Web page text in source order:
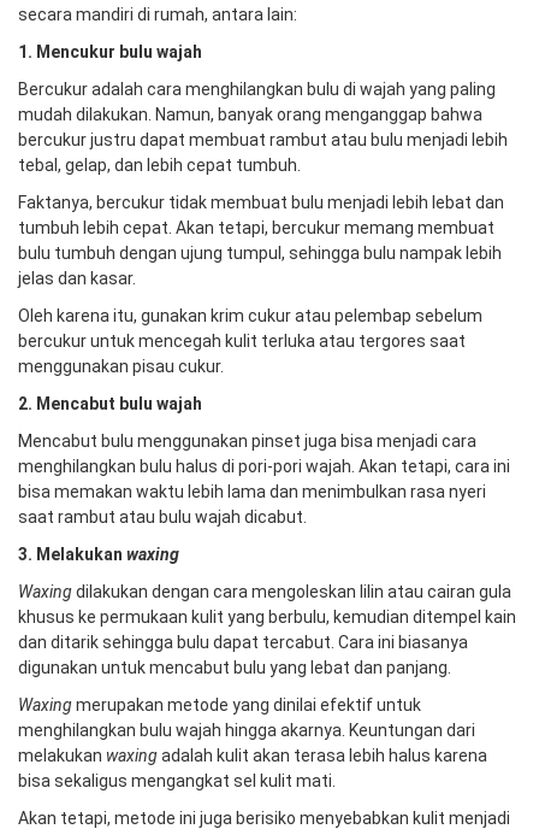
secara mandiri di rumah, antara lain:
1. Mencukur bulu wajah
Bercukur adalah cara menghilangkan bulu di wajah yang paling
mudah dilakukan. Namun, banyak orang menganggap bahwa
bercukur justru dapat membuat rambut atau bulu menjadi lebih
tebal, gelap, dan lebih cepat tumbuh.
Faktanya, bercukur tidak membuat bulu menjadi lebih lebat dan
tumbuh lebih cepat. Akan tetapi, bercukur memang membuat
bulu tumbuh dengan ujung tumpul, sehingga bulu nampak lebih
jelas dan kasar.
Oleh karena itu, gunakan krim cukur atau pelembap sebelum
bercukur untuk mencegah kulit terluka atau tergores saat
menggunakan pisau cukur.
2. Mencabut bulu wajah
Mencabut bulu menggunakan pinset juga bisa menjadi cara
menghilangkan bulu halus di pori-pori wajah. Akan tetapi, cara ini
bisa memakan waktu lebih lama dan menimbulkan rasa nyeri
saat rambut atau bulu wajah dicabut.
3. Melakukan waxing
Waxingdilakukan dengan cara mengoleskan lilin atau cairan gula
khusus ke permukaan kulit yang berbulu, kemudian ditempel kain
dan ditarik sehingga bulu dapat tercabut. Cara ini biasanya
digunakan untuk mencabut bulu yang lebat dan panjang.
Waxingmerupakan metode yang dinilai efektif untuk
menghilangkan bulu wajah hingga akarnya. Keuntungan dari
melakukan waxingadalah kulit akan terasa lebih halus karena
bisa sekaligus mengangkat sel kulit mati.
Akan tetapi, metode ini juga berisiko menyebabkan kulit menjadi